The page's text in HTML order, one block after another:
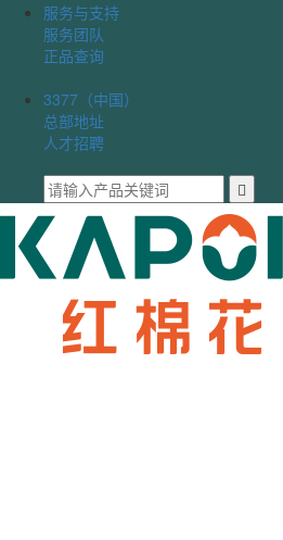
服务与支持
服务团队
正品查询
3377（中国）
总部地址
人才招聘